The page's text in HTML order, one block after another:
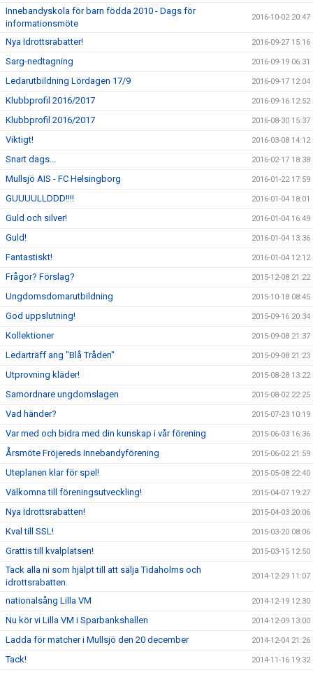
Innebandyskola för barn födda 2010 - Dags för
informationsmöte
2016-10-02 20:47
Nya Idrottsrabatter! 2016-09-27 15:16
Sarg-nedtagning 2016-09-19 06:31
Ledarutbildning Lördagen 17/9 2016-09-17 12:04
Klubbprofil 2016/2017 2016-09-16 12:52
Klubbprofil 2016/2017 2016-08-30 15:37
Viktigt! 2016-03-08 14:12
Snart dags... 2016-02-17 18:38
Mullsjö AIS - FC Helsingborg 2016-01-22 17:59
GUUUULLDDD!!!! 2016-01-04 18:01
Guld och silver! 2016-01-04 16:49
Guld! 2016-01-04 13:36
Fantastiskt! 2016-01-04 12:12
Frågor? Förslag? 2015-12-08 21:22
Ungdomsdomarutbildning 2015-10-18 08:45
God uppslutning! 2015-09-16 20:34
Kollektioner 2015-09-08 21:37
Ledarträff ang "Blå Tråden" 2015-09-08 21:23
Utprovning kläder! 2015-08-28 13:22
Samordnare ungdomslagen 2015-08-02 22:25
Vad händer? 2015-07-23 10:19
Var med och bidra med din kunskap i vår förening 2015-06-03 16:36
Årsmöte Fröjereds Innebandyförening 2015-06-02 21:59
Uteplanen klar för spel! 2015-05-08 22:40
Välkomna till föreningsutveckling! 2015-04-07 19:27
Nya Idrottsrabatten! 2015-04-03 20:06
Kval till SSL! 2015-03-20 08:06
Grattis till kvalplatsen! 2015-03-15 12:50
Tack alla ni som hjälpt till att sälja Tidaholms och
idrottsrabatten.
2014-12-29 11:07
nationalsång Lilla VM 2014-12-19 12:30
Nu kör vi Lilla VM i Sparbankshallen 2014-12-09 13:00
Ladda för matcher i Mullsjö den 20 december 2014-12-04 21:26
Tack! 2014-11-16 19:32